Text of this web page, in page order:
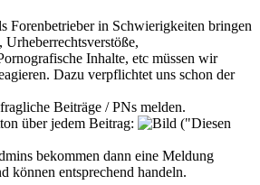
Forenbetrieber in Schwierigkeiten bringen
Inhalte, etc müssen wir
Dazu verpflichtet uns schon der
Beiträge / PNs melden.
über jedem Beitrag:
("Diesen
bekommen dann eine Meldung
können entsprechend handeln.